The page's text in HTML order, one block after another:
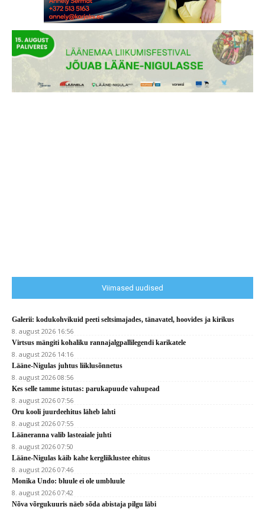
Viimased uudised
Galerii: kodukohvikuid peeti seltsimajades, tänavatel, hoovides ja kirikus
8. august 2026 16:56
Virtsus mängiti kohaliku rannajalgpallilegendi karikatele
8. august 2026 14:16
Lääne-Nigulas juhtus liiklusõnnetus
8. august 2026 08:56
Kes selle tamme istutas: parukapuude vahupead
8. august 2026 07:56
Oru kooli juurdeehitus läheb lahti
8. august 2026 07:55
Lääneranna valib lasteaiale juhti
8. august 2026 07:50
Lääne-Nigulas käib kahe kergliiklustee ehitus
8. august 2026 07:46
Monika Undo: bluule ei ole umbluule
8. august 2026 07:42
Nõva võrgukuuris näeb sõda abistaja pilgu läbi